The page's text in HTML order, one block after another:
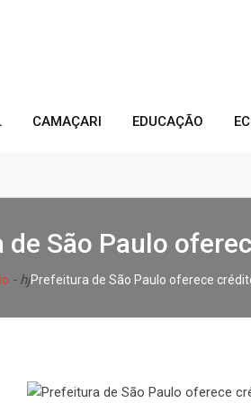
CAMAÇARI EDUCAÇÃO
de São Paulo
- hjPrefeitura de São Paulo oferece